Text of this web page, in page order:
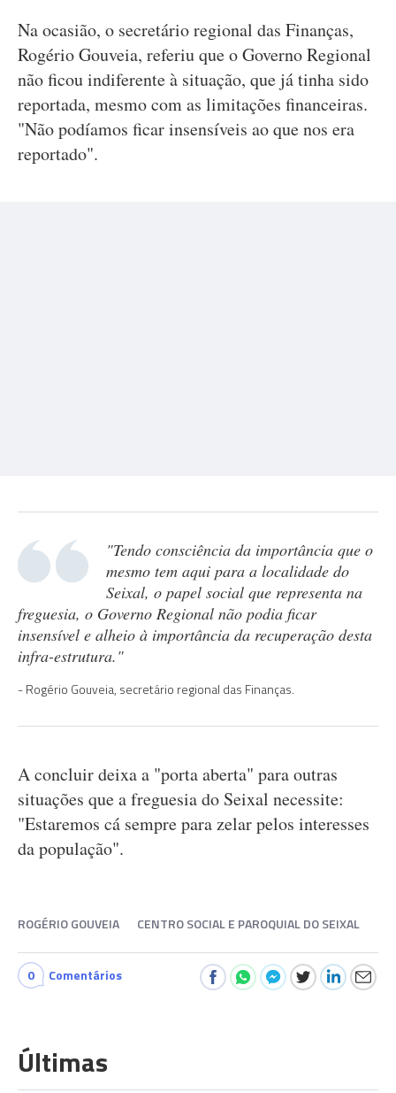
Na ocasião, o secretário regional das Finanças,
Rogério Gouveia, referiu que o Governo Regional
não ficou indiferente à situação, que já tinha sido
reportada, mesmo com as limitações financeiras.
"Não podíamos ficar insensíveis ao que nos era
reportado".
"Tendo consciência da importância que o
mesmo tem aqui para a localidade do
Seixal, o papel social que representa na
freguesia, o Governo Regional não podia ficar
insensível e alheio à importância da recuperação desta
infra-estrutura."
Rogério Gouveia, secretário regional das Finanças.
A concluir deixa a "porta aberta" para outras
situações que a freguesia do Seixal necessite:
"Estaremos cá sempre para zelar pelos interesses
da população".
ROGÉRIO GOUVEIA CENTRO SOCIAL E PAROQUIAL DO SEIXAL
0 Comentários
Últimas